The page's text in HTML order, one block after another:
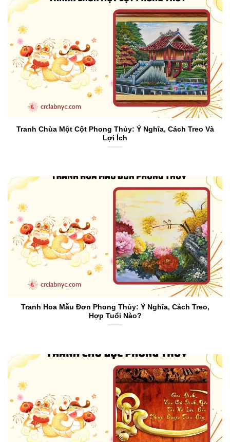
Tranh Chùa Một Cột Phong Thủy: Ý Nghĩa, Cách Treo Và
Lợi Ích
Tranh Hoa Mẫu Đơn Phong Thủy: Ý Nghĩa, Cách Treo,
Hợp Tuổi Nào?